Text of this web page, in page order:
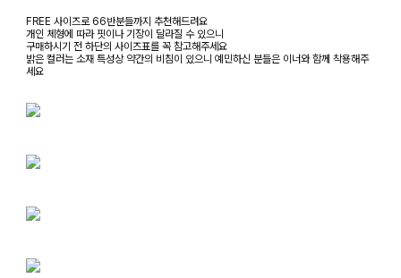
FREE 사이즈로 66반분들까지 추천해드려요
개인 체형에 따라 핏이나 기장이 달라질 수 있으니
구매하시기 전 하단의 사이즈표를 꼭 참고해주세요
밝은 컬러는 소재 특성상 약간의 비침이 있으니 예민하신 분들은 이너와 함께 착용해주
세요